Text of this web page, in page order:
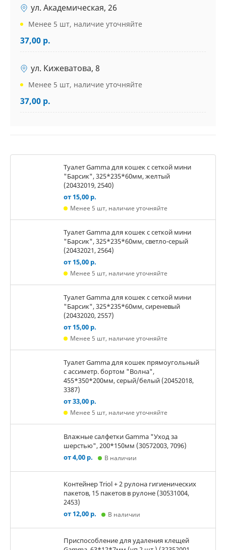
ул. Академическая, 26
Менее 5 шт, наличие уточняйте
37,00 р.
ул. Кижеватова, 8
Менее 5 шт, наличие уточняйте
37,00 р.
Туалет Gamma для кошек c сеткой мини
"Барсик", 325*235*60мм, желтый
(20432019, 2540)
от 15,00 р.
Менее 5 шт, наличие уточняйте
Туалет Gamma для кошек c сеткой мини
"Барсик", 325*235*60мм, светло-серый
(20432021, 2564)
от 15,00 р.
Менее 5 шт, наличие уточняйте
Туалет Gamma для кошек c сеткой мини
"Барсик", 325*235*60мм, сиреневый
(20432020, 2557)
от 15,00 р.
Менее 5 шт, наличие уточняйте
Туалет Gamma для кошек прямоугольный
с ассиметр. бортом "Волна",
455*350*200мм, серый/белый (20452018,
3387)
от 33,00 р.
Менее 5 шт, наличие уточняйте
Влажные салфетки Gamma "Уход за
шерстью", 200*150мм (30572003, 7096)
от 4,00 р.
В наличии
Контейнер Triol + 2 рулона гигиенических
пакетов, 15 пакетов в рулоне (30531004,
2453)
от 12,00 р.
В наличии
Приспособление для удаления клещей